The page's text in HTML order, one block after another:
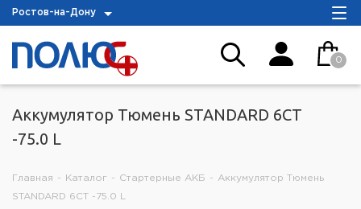
Ростов-на-Дону
0
Аккумулятор Тюмень STANDARD 6СТ
-75.0 L
Главная - Каталог - Стартерные АКБ - Аккумулятор Тюмень
STANDARD 6СТ -75.0 L